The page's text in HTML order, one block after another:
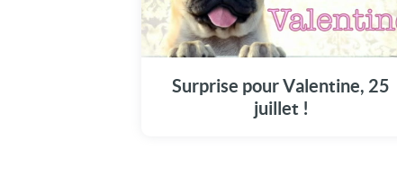
Surprise pour Valentine, 25
juillet !
Une carte unique pour commémorer la fête